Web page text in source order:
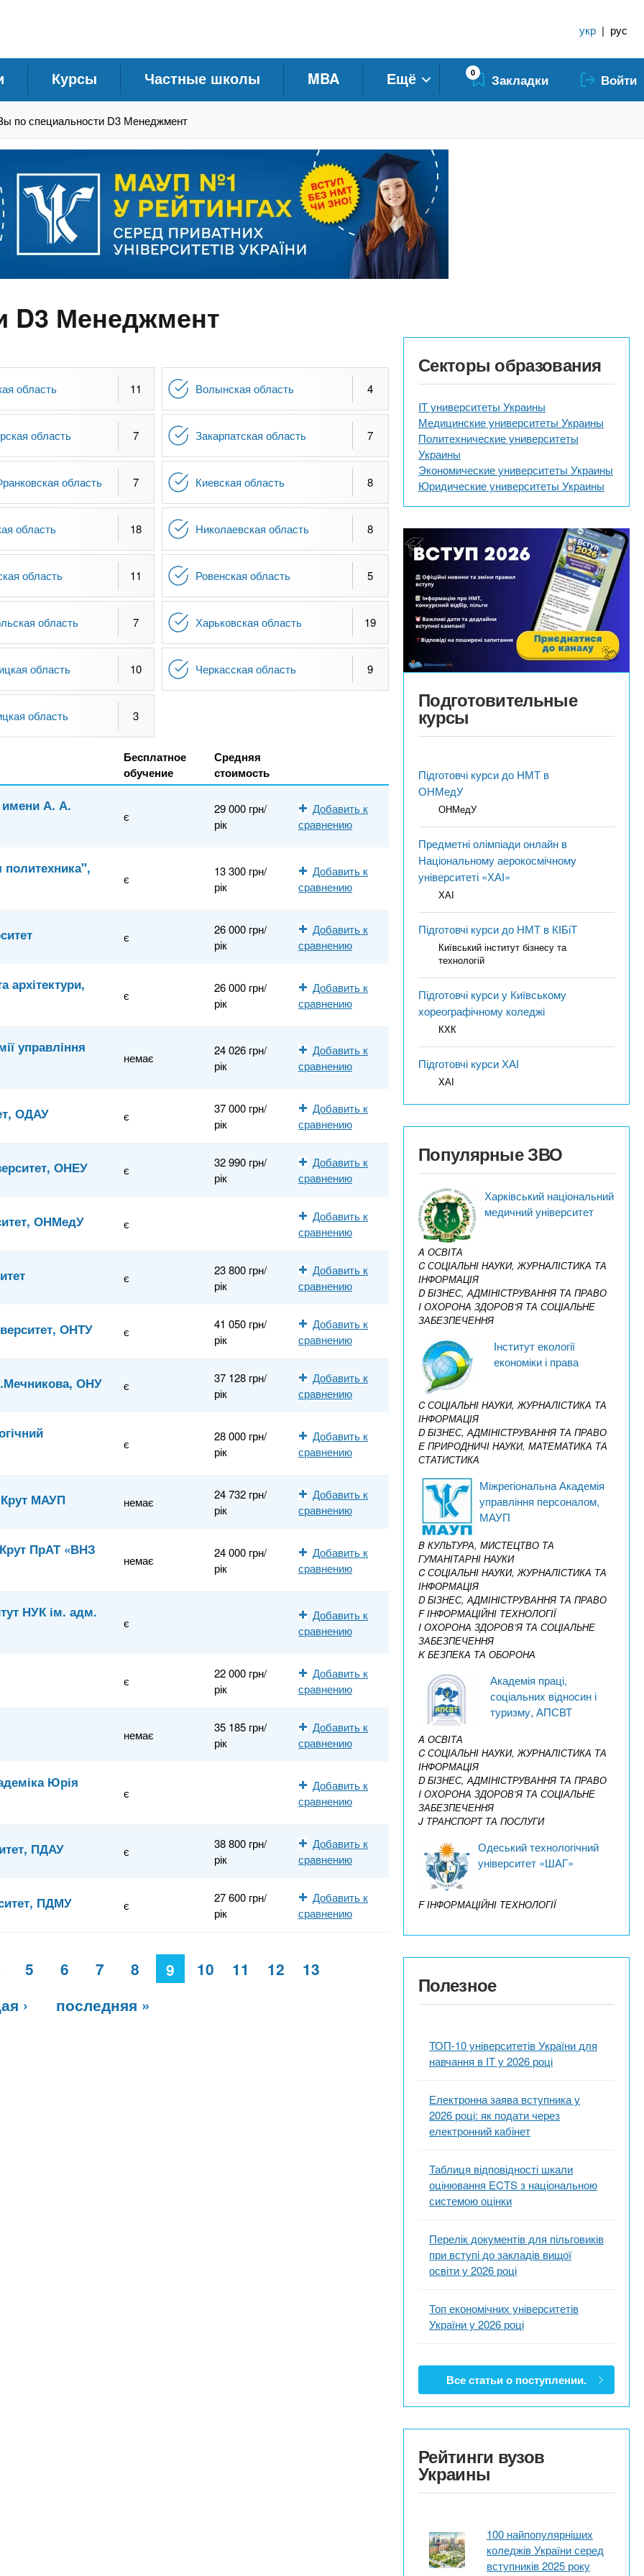
укр | рус
Курсы Частные школы MBA Ещё 0 Закладки Войти
по специальности D3 Менеджмент
D3 Менеджмент
область 11 Волынская область 4
область 7 Закарпатская область 7
область 7 Киевская область 8
область 18 Николаевская область 8
область 11 Ровенская область 5
область 7 Харьковская область 19
область 10 Черкасская область 9
область 3
Бесплатное
обучение
Средняя
стоимость
имени А. А.
є
29 000 грн/
рік
Добавить к
сравнению
є
13 300 грн/
рік
Добавить к
сравнению
є
26 000 грн/
рік
Добавить к
сравнению
архітектури,
є
26 000 грн/
рік
Добавить к
сравнению
управління
немає
24 026 грн/
рік
Добавить к
сравнению
ОДАУ є
37 000 грн/
рік
Добавить к
сравнению
ОНЕУ є
32 990 грн/
рік
Добавить к
сравнению
ОНМедУ є
Добавить к
сравнению
є
23 800 грн/
рік
Добавить к
сравнению
ОНТУ є
41 050 грн/
рік
Добавить к
сравнению
ОНУ є
37 128 грн/
рік
Добавить к
сравнению
є
28 000 грн/
рік
Добавить к
сравнению
Крут МАУП немає
24 732 грн/
рік
Добавить к
сравнению
Крут ПрАТ «ВНЗ
немає
24 000 грн/
рік
Добавить к
сравнению
НУК ім. адм.
є
Добавить к
сравнению
є
22 000 грн/
рік
Добавить к
сравнению
немає
35 185 грн/
рік
Добавить к
сравнению
Юрія
є
Добавить к
сравнению
ПДАУ є
38 800 грн/
рік
Добавить к
сравнению
ПДМУ є
27 600 грн/
рік
Добавить к
сравнению
5 6 7 8 9 10 11 12
13
›
последняя »
Секторы образования
IT университеты Украины
Медицинские университеты Украины
Политехнические университеты
Украины
Экономические университеты Украины
Юридические университеты Украины
Подготовительные
курсы
Підготовчі курси до НМТ в
ОНМедУ
ОНМедУ
Предметні олімпіади онлайн в
Національному аерокосмічному
університеті «ХАІ»
ХАІ
Підготовчі курси до НМТ в КІБіТ
Київський інститут бізнесу та
технологій
Підготовчі курси у Київському
хореографічному коледжі
КХК
Підготовчі курси ХАІ
ХАІ
Популярные ЗВО
Харківський національний
медичний університет
A ОСВІТА
C СОЦІАЛЬНІ НАУКИ, ЖУРНАЛІСТИКА ТА
ІНФОРМАЦІЯ
D БІЗНЕС, АДМІНІСТРУВАННЯ ТА ПРАВО
I ОХОРОНА ЗДОРОВ’Я ТА СОЦІАЛЬНЕ
ЗАБЕЗПЕЧЕННЯ
Інститут екології
економіки і права
C СОЦІАЛЬНІ НАУКИ, ЖУРНАЛІСТИКА ТА
ІНФОРМАЦІЯ
D БІЗНЕС, АДМІНІСТРУВАННЯ ТА ПРАВО
E ПРИРОДНИЧІ НАУКИ, МАТЕМАТИКА ТА
СТАТИСТИКА
Міжрегіональна Академія
управління персоналом,
МАУП
B КУЛЬТУРА, МИСТЕЦТВО ТА
ГУМАНІТАРНІ НАУКИ
C СОЦІАЛЬНІ НАУКИ, ЖУРНАЛІСТИКА ТА
ІНФОРМАЦІЯ
D БІЗНЕС, АДМІНІСТРУВАННЯ ТА ПРАВО
F ІНФОРМАЦІЙНІ ТЕХНОЛОГІЇ
I ОХОРОНА ЗДОРОВ’Я ТА СОЦІАЛЬНЕ
ЗАБЕЗПЕЧЕННЯ
K БЕЗПЕКА ТА ОБОРОНА
Академія праці,
соціальних відносин і
туризму, АПСВТ
A ОСВІТА
C СОЦІАЛЬНІ НАУКИ, ЖУРНАЛІСТИКА ТА
ІНФОРМАЦІЯ
D БІЗНЕС, АДМІНІСТРУВАННЯ ТА ПРАВО
I ОХОРОНА ЗДОРОВ’Я ТА СОЦІАЛЬНЕ
ЗАБЕЗПЕЧЕННЯ
J ТРАНСПОРТ ТА ПОСЛУГИ
Одеський технологічний
університет «ШАГ»
F ІНФОРМАЦІЙНІ ТЕХНОЛОГІЇ
Полезное
ТОП-10 університетів України для
навчання в ІТ у 2026 році
Електронна заява вступника у
2026 році: як подати через
електронний кабінет
Таблиця відповідності шкали
оцінювання ECTS з національною
системою оцінки
Перелік документів для пільговиків
при вступі до закладів вищої
освіти у 2026 році
Топ економічних університетів
України у 2026 році
Все статьи о поступлении.
Рейтинги вузов
Украины
100 найпопулярніших
коледжів України серед
вступників 2025 року